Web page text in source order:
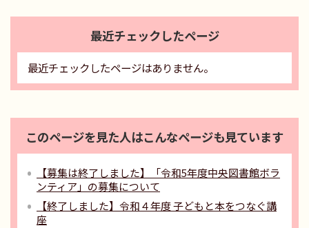
最近チェックしたページ
最近チェックしたページはありません。
このページを見た人はこんなページも見ています
【募集は終了しました】「令和5年度中央図書館ボラ
ンティア」の募集について
【終了しました】令和４年度 子どもと本をつなぐ講
座